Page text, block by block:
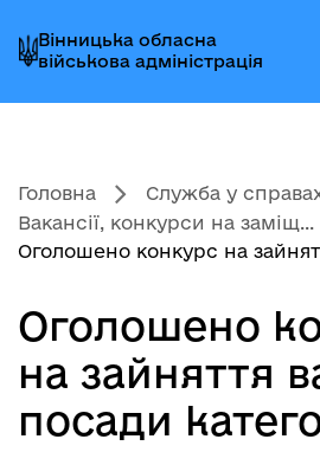
до
головного
меню
до
головного
вмісту
до
головного
колонтитула
Вінницька обласна
військова адміністрація
Головна
Служба у
Вакансії, конкурси на заміщ...
Оголошено конкурс на
Оголошено
на зайняття
посади